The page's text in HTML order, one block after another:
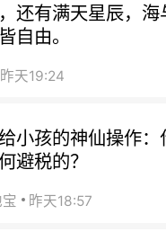
还有满天星辰，海
自由。
昨天19:24
小孩的神仙操作：
避税的？
昨天18:57